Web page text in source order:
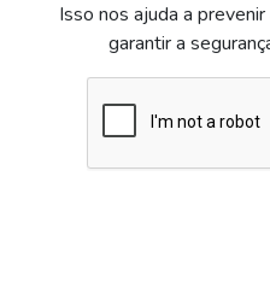
Isso nos ajuda a
garantir a